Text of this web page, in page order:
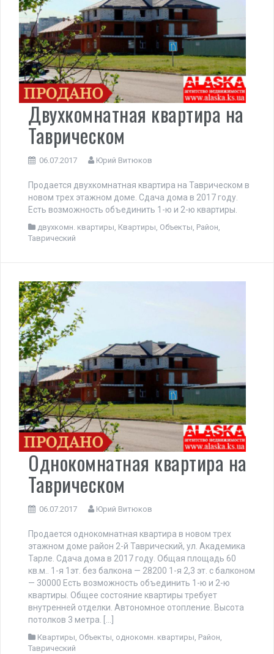
Двухкомнатная квартира на
Таврическом
06.07.2017 Юрий Витюков
Продается двухкомнатная квартира на Таврическом в
новом трех этажном доме. Сдача дома в 2017 году.
Есть возможность объединить 1-ю и 2-ю квартиры.
двухкомн. квартиры, Квартиры, Объекты, Район,
Таврический
Однокомнатная квартира на
Таврическом
06.07.2017 Юрий Витюков
Продается однокомнатная квартира в новом трех
этажном доме район 2-й Таврический, ул. Академика
Тарле. Сдача дома в 2017 году. Общая площадь 60
кв.м.. 1-я 1эт. без балкона — 28200 1-я 2,3 эт. с балконом
— 30000 Есть возможность объединить 1-ю и 2-ю
квартиры. Общее состояние квартиры требует
внутренней отделки. Автономное отопление. Высота
потолков 3 метра. […]
Квартиры, Объекты, однокомн. квартиры, Район,
Таврический